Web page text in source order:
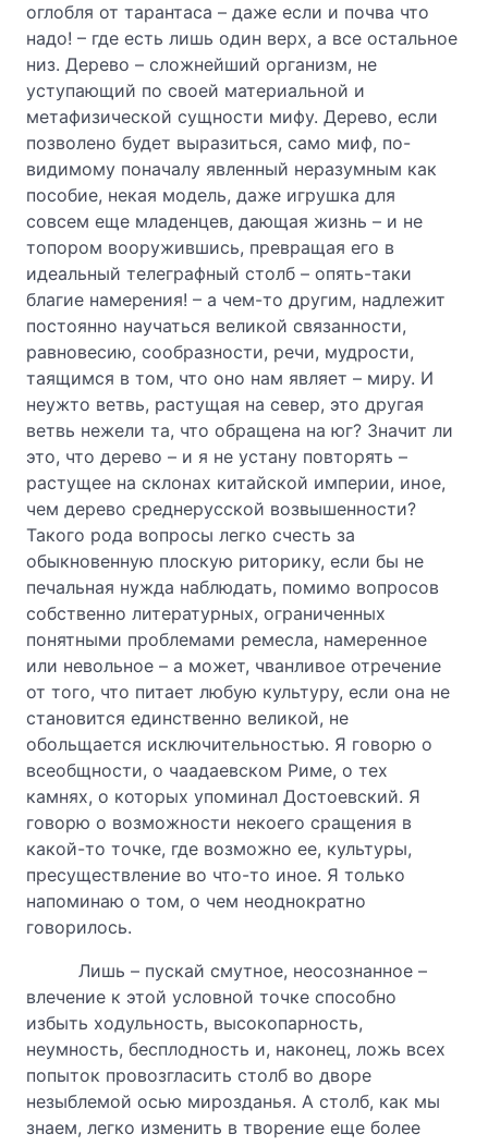
оглобля от тарантаса – даже если и почва что
надо! – где есть лишь один верх, а все остальное
низ. Дерево – сложнейший организм, не
уступающий по своей материальной и
метафизической сущности мифу. Дерево, если
позволено будет выразиться, само миф, по-
видимому поначалу явленный неразумным как
пособие, некая модель, даже игрушка для
совсем еще младенцев, дающая жизнь – и не
топором вооружившись, превращая его в
идеальный телеграфный столб – опять-таки
благие намерения! – а чем-то другим, надлежит
постоянно научаться великой связанности,
равновесию, сообразности, речи, мудрости,
таящимся в том, что оно нам являет – миру. И
неужто ветвь, растущая на север, это другая
ветвь нежели та, что обращена на юг? Значит ли
это, что дерево – и я не устану повторять –
растущее на склонах китайской империи, иное,
чем дерево среднерусской возвышенности?
Такого рода вопросы легко счесть за
обыкновенную плоскую риторику, если бы не
печальная нужда наблюдать, помимо вопросов
собственно литературных, ограниченных
понятными проблемами ремесла, намеренное
или невольное – а может, чванливое отречение
от того, что питает любую культуру, если она не
становится единственно великой, не
обольщается исключительностью. Я говорю о
всеобщности, о чаадаевском Риме, о тех
камнях, о которых упоминал Достоевский. Я
говорю о возможности некоего сращения в
какой-то точке, где возможно ее, культуры,
пресуществление во что-то иное. Я только
напоминаю о том, о чем неоднократно
говорилось.
Лишь – пускай смутное, неосознанное –
влечение к этой условной точке способно
избыть ходульность, высокопарность,
неумность, бесплодность и, наконец, ложь всех
попыток провозгласить столб во дворе
незыблемой осью мирозданья. А столб, как мы
знаем, легко изменить в творение еще более